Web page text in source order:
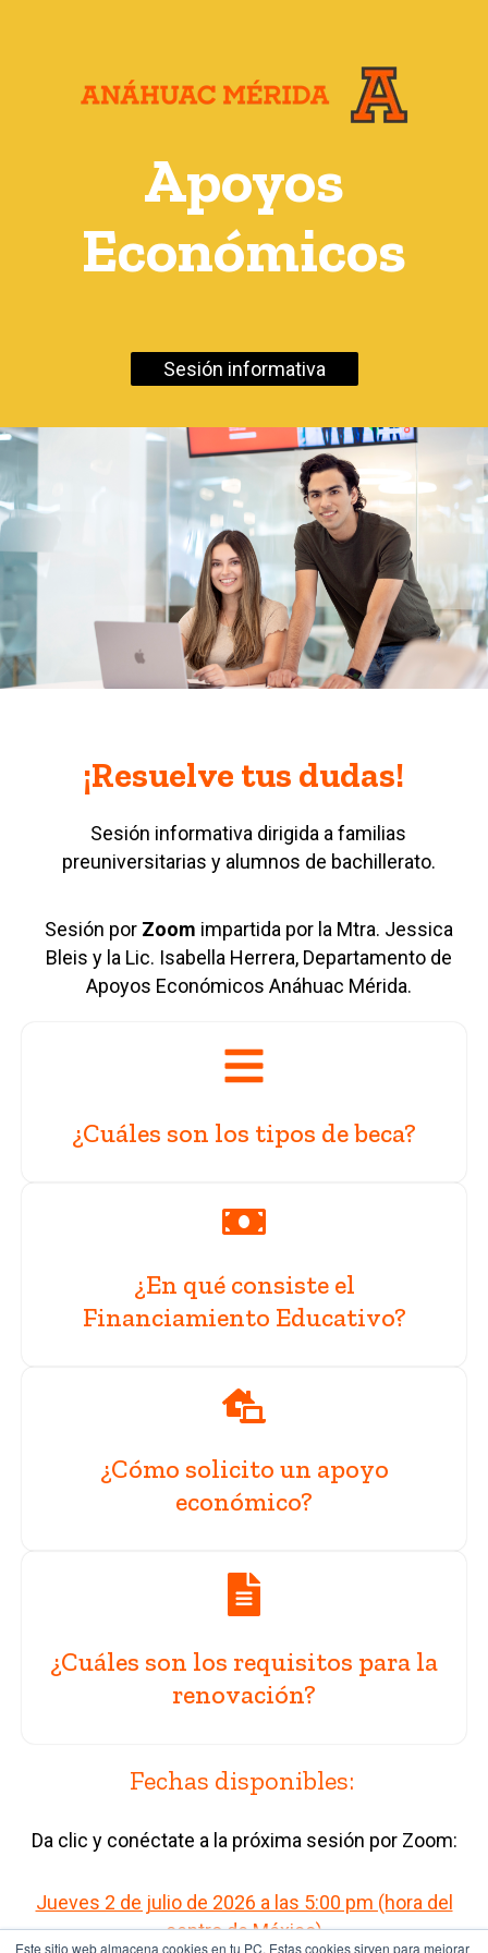
Este sitio web almacena cookies en tu PC. Estas cookies sirven para mejorar
Apoyos
Económicos
Sesión informativa
¡Resuelve tus dudas!
Sesión informativa dirigida afamilias
preuniversitarias y alumnos de bachillerato.
Sesión porZoom impartida por la Mtra. Jessica
Bleis y la Lic. Isabella Herrera, Departamento de
Apoyos Económicos Anáhuac Mérida.
¿Cuáles son los tipos de beca?
¿En qué consiste el
Financiamiento Educativo?
¿Cómo solicito un apoyo
económico?
¿Cuáles son los requisitos para la
renovación?
Fechas disponibles:
Da clic y conéctate a la próxima sesión por Zoom:
Jueves 2 de julio de 2026 a las 5:00 pm (hora del
centro de México)